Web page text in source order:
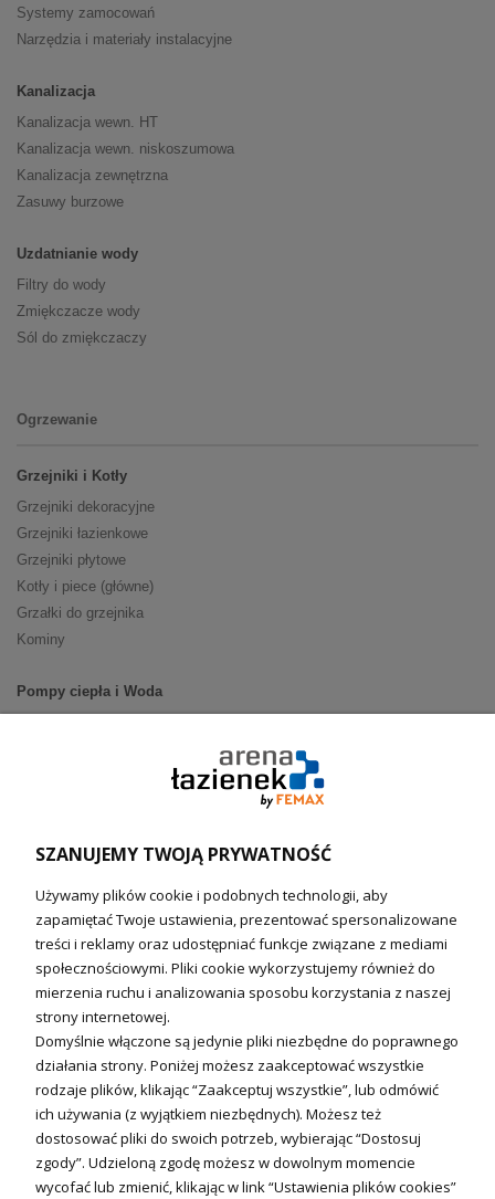
Systemy zamocowań
Narzędzia i materiały instalacyjne
Kanalizacja
Kanalizacja wewn. HT
Kanalizacja wewn. niskoszumowa
Kanalizacja zewnętrzna
Zasuwy burzowe
Uzdatnianie wody
Filtry do wody
Zmiękczacze wody
Sól do zmiękczaczy
Ogrzewanie
Grzejniki i Kotły
Grzejniki dekoracyjne
Grzejniki łazienkowe
Grzejniki płytowe
Kotły i piece (główne)
Grzałki do grzejnika
Kominy
Pompy ciepła i Woda
Ogrzewanie podłogowe (główne)
Technika solarna
Fotowoltanika
Sterowniki i regulatory
Nagrzewnice i kurtyny
Kuchnia i Wentylacja
Kuchnia
Zlewozmywaki
Baterie kuchenne
Młynki do odpadów
SZANUJEMY TWOJĄ PRYWATNOŚĆ
Używamy plików cookie i podobnych technologii, aby
zapamiętać Twoje ustawienia, prezentować spersonalizowane
treści i reklamy oraz udostępniać funkcje związane z mediami
społecznościowymi. Pliki cookie wykorzystujemy również do
mierzenia ruchu i analizowania sposobu korzystania z naszej
strony internetowej.
Domyślnie włączone są jedynie pliki niezbędne do poprawnego
działania strony. Poniżej możesz zaakceptować wszystkie
rodzaje plików, klikając “Zaakceptuj wszystkie”, lub odmówić
ich używania (z wyjątkiem niezbędnych). Możesz też
dostosować pliki do swoich potrzeb, wybierając “Dostosuj
zgody”. Udzieloną zgodę możesz w dowolnym momencie
wycofać lub zmienić, klikając w link “Ustawienia plików cookies”